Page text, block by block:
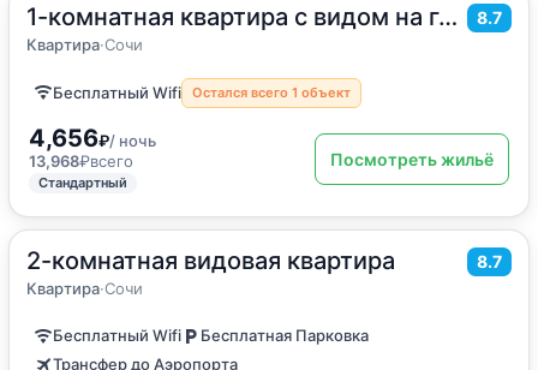
1-комнатная квартира с видом на горы ЖК Фрукты 8.7
Квартира·Сочи
35м2· 4 гостя
Квартира
Бесплатный Wifi Остался всего 1 объект
4,656₽/ ночь
13,968₽всего
Стандартный
Посмотреть жильё
2-комнатная видовая квартира 8.7
Квартира·Сочи
56м 2·до 6 гостей
Квартира
Бесплатный Wifi
Бесплатная Парковка
Трансфер до Аэропорта